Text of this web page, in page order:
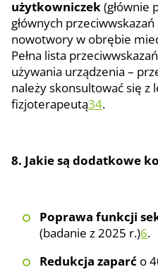
użytkowniczek(głównie
głównych
nowotwory w obrębie
Pełna lista
używania urządzenia –
należy skonsultować się z
fizjoterapeutą34.
8. Jakie są dodatkowe
Poprawa funkcji
(badanie z 2025 r.)6.
Redukcja zaparć o